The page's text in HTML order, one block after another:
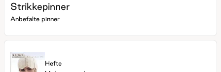
Strikkepinner
Anbefalte pinner
Hefte